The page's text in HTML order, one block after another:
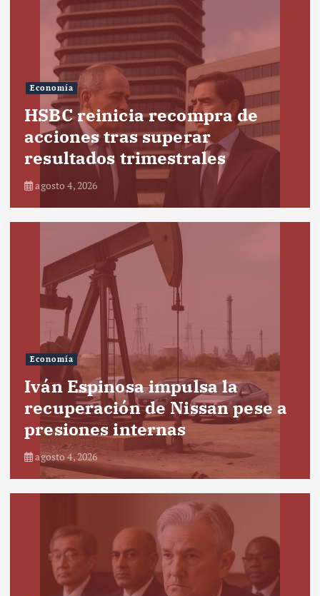
Economía
HSBC reinicia recompra de
acciones tras superar
resultados trimestrales
agosto 4, 2026
Economía
Iván Espinosa impulsa la
recuperación de Nissan pese a
presiones internas
agosto 4, 2026